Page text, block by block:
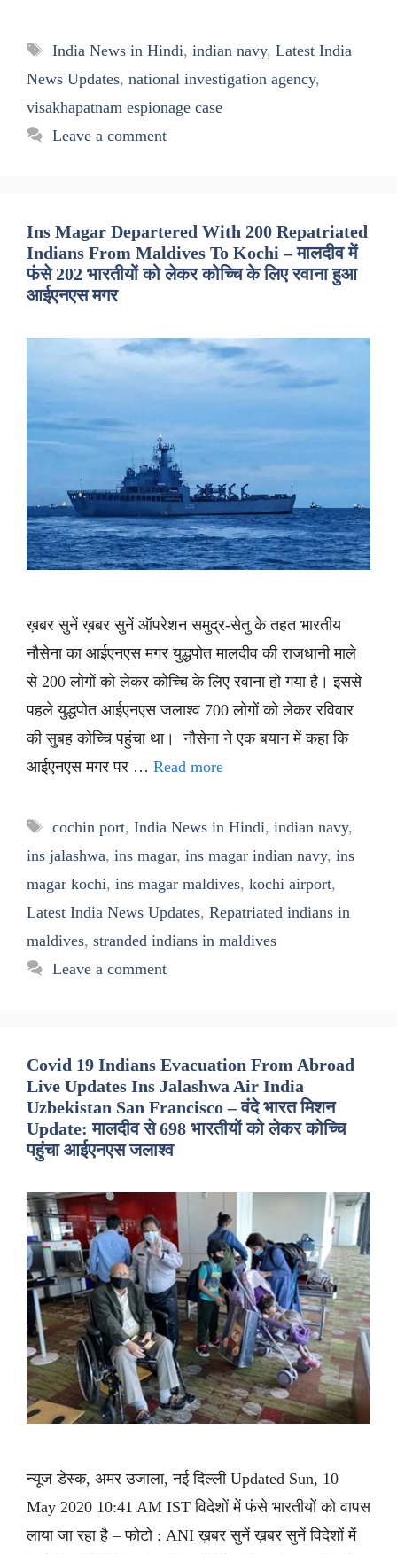
Tags
India News in Hindi, indian navy, Latest India
News Updates, national investigation agency,
visakhapatnam espionage case
Leave a comment
Ins Magar Departered With 200 Repatriated
Indians From Maldives To Kochi – मालदीव में
फंसे 202 भारतीयों को लेकर कोच्चि के लिए रवाना हुआ
आईएनएस मगर
ख़बर सुनें ख़बर सुनें ऑपरेशन समुद्र-सेतु के तहत भारतीय
नौसेना का आईएनएस मगर युद्धपोत मालदीव की राजधानी माले
से 200 लोगों को लेकर कोच्चि के लिए रवाना हो गया है। इससे
पहले युद्धपोत आईएनएस जलाश्व 700 लोगों को लेकर रविवार
की सुबह कोच्चि पहुंचा था। नौसेना ने एक बयान में कहा कि
आईएनएस मगर पर … Read more
Tags
cochin port, India News in Hindi, indian navy,
ins jalashwa, ins magar, ins magar indian navy, ins
magar kochi, ins magar maldives, kochi airport,
Latest India News Updates, Repatriated indians in
maldives, stranded indians in maldives
Leave a comment
Covid 19 Indians Evacuation From Abroad
Live Updates Ins Jalashwa Air India
Uzbekistan San Francisco – वंदे भारत मिशन
Update: मालदीव से 698 भारतीयों को लेकर कोच्चि
पहुंचा आईएनएस जलाश्व
न्यूज डेस्क, अमर उजाला, नई दिल्ली Updated Sun, 10
May 2020 10:41 AM IST विदेशों में फंसे भारतीयों को वापस
लाया जा रहा है – फोटो : ANI ख़बर सुनें ख़बर सुनें विदेशों में